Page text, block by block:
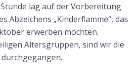
lag auf der Vorbereitung
Abzeichens „Kinderflamme“, das
erwerben möchten.
Altersgruppen, sind wir die